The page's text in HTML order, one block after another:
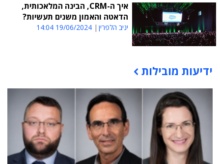
איך ה-CRM, הבינה המלאכותית,
הדאטה והאמון משנים תעשיות?
יניב הלפרין 19/06/2024 14:04
תוכן פרסומי
ידיעות מובילות